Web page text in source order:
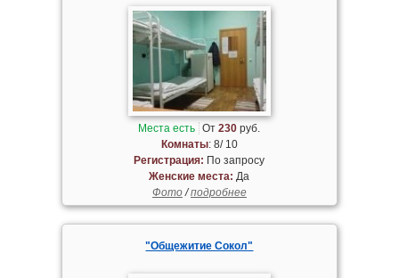
Места есть От230 руб.
Комнаты: 8/ 10
Регистрация: По запросу
Женские места: Да
Фото/подробнее
"Общежитие Сокол"